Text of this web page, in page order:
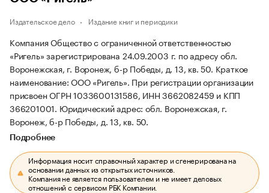
Издательское дело Издание книг и периодики
Компания Общество с ограниченной ответственностью
«Ригель» зарегистрирована 24.09.2003 г. по адресу обл.
Воронежская, г. Воронеж, б-р Победы, д. 13, кв. 50. Краткое
наименование: ООО «Ригель». При регистрации организации
присвоен ОГРН 1033600131586, ИНН 3662082459 и КПП
366201001. Юридический адрес: обл. Воронежская, г.
Воронеж, б-р Победы, д. 13, кв. 50.
Подробнее
Информация носит справочный характер и сгенерирована на
основании данных из открытых источников.
Компания не является пользователем и не имеет деловых
отношений с сервисом РБК Компании.